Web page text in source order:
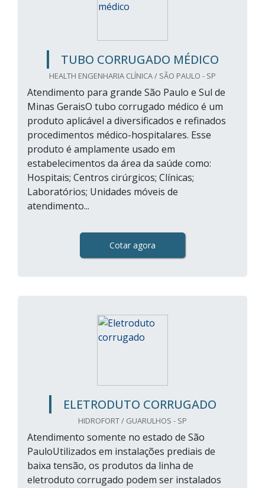
TUBO CORRUGADO MÉDICO
HEALTH ENGENHARIA CLÍNICA / SÃO PAULO - SP
Atendimento para grande São Paulo e Sul de
Minas GeraisO tubo corrugado médico é um
produto aplicável a diversificados e refinados
procedimentos médico-hospitalares. Esse
produto é amplamente usado em
estabelecimentos da área da saúde como:
Hospitais; Centros cirúrgicos; Clínicas;
Laboratórios; Unidades móveis de
atendimento...
Cotar agora
ELETRODUTO CORRUGADO
HIDROFORT / GUARULHOS - SP
Atendimento somente no estado de São
PauloUtilizados em instalações prediais de
baixa tensão, os produtos da linha de
eletroduto corrugado podem ser instalados